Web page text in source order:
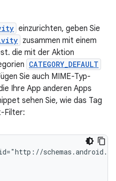
einzurichten, geben Sie
zusammen mit einem
die mit der Aktion
CATEGORY_DEFAULT
Sie auch MIME-Typ-
Ihre App anderen Apps
sehen Sie, wie das Tag
Filter: